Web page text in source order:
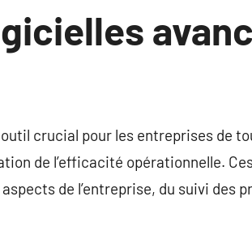
crucial pour les entreprises de
de l’efficacité opérationnelle.
de l’entreprise, du suivi des